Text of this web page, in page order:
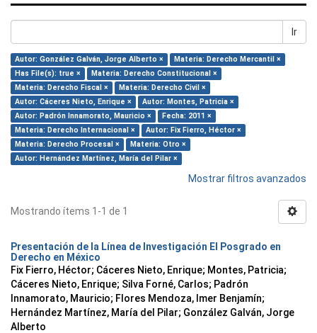
Ir
Autor: González Galván, Jorge Alberto ×
Materia: Derecho Mercantil ×
Has File(s): true ×
Materia: Derecho Constitucional ×
Materia: Derecho Fiscal ×
Materia: Derecho Civil ×
Autor: Cáceres Nieto, Enrique ×
Autor: Montes, Patricia ×
Autor: Padrón Innamorato, Mauricio ×
Fecha: 2011 ×
Materia: Derecho Internacional ×
Autor: Fix Fierro, Héctor ×
Materia: Derecho Procesal ×
Materia: Otro ×
Autor: Hernández Martínez, María del Pilar ×
Mostrar filtros avanzados
Mostrando ítems 1-1 de 1
Presentación de la Línea de Investigación El Posgrado en
Derecho en México
Fix Fierro, Héctor; Cáceres Nieto, Enrique; Montes, Patricia;
Cáceres Nieto, Enrique; Silva Forné, Carlos; Padrón
Innamorato, Mauricio; Flores Mendoza, Imer Benjamín;
Hernández Martínez, María del Pilar; González Galván, Jorge
Alberto